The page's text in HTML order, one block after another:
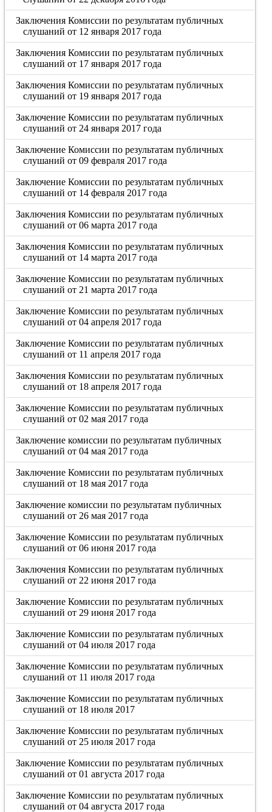
Заключения Комиссии по результатам публичных
слушаний от 12 января 2017 года
Заключения Комиссии по результатам публичных
слушаний от 17 января 2017 года
Заключения Комиссии по результатам публичных
слушаний от 19 января 2017 года
Заключение Комиссии по результатам публичных
слушаний от 24 января 2017 года
Заключение Комиссии по результатам публичных
слушаний от 09 февраля 2017 года
Заключение Комиссии по результатам публичных
слушаний от 14 февраля 2017 года
Заключения Комиссии по результатам публичных
слушаний от 06 марта 2017 года
Заключения Комиссии по результатам публичных
слушаний от 14 марта 2017 года
Заключение Комиссии по результатам публичных
слушаний от 21 марта 2017 года
Заключение Комиссии по результатам публичных
слушаний от 04 апреля 2017 года
Заключение Комиссии по результатам публичных
слушаний от 11 апреля 2017 года
Заключения Комиссии по результатам публичных
слушаний от 18 апреля 2017 года
Заключение Комиссии по результатам публичных
слушаний от 02 мая 2017 года
Заключение комиссии по результатам публичных
слушаний от 04 мая 2017 года
Заключение Комиссии по результатам публичных
слушаний от 18 мая 2017 года
Заключение комиссии по результатам публичных
слушаний от 26 мая 2017 года
Заключение Комиссии по результатам публичных
слушаний от 06 июня 2017 года
Заключения Комиссии по результатам публичных
слушаний от 22 июня 2017 года
Заключение Комиссии по результатам публичных
слушаний от 29 июня 2017 года
Заключение Комиссии по результатам публичных
слушаний от 04 июля 2017 года
Заключение Комиссии по результатам публичных
слушаний от 11 июля 2017 года
Заключение Комиссии по результатам публичных
слушаний от 18 июля 2017
Заключение Комиссии по результатам публичных
слушаний от 25 июля 2017 года
Заключение Комиссии по результатам публичных
слушаний от 01 августа 2017 года
Заключение Комиссии по результатам публичных
слушаний от 04 августа 2017 года